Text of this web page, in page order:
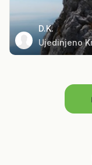
D.K.